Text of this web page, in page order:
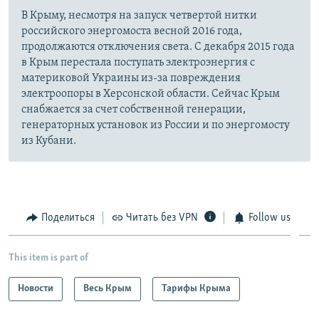
В Крыму, несмотря на запуск четвертой нитки
российского энергомоста весной 2016 года,
продолжаются отключения света. С декабря 2015 года
в Крым перестала поступать электроэнергия с
материковой Украины из-за повреждения
электроопоры в Херсонской области. Сейчас Крым
снабжается за счет собственной генерации,
генераторных установок из России и по энергомосту
из Кубани.
Поделиться Читать без VPN Follow us
This item is part of
Новости Весь Крым Тарифы Крыма